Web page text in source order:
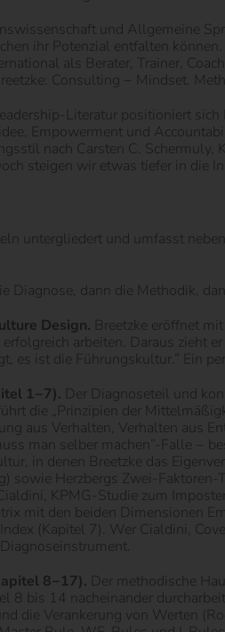
und Allgemeine
ihr Potenzial entfalten
als Berater, Trainer,
Consulting − Mindset.
Literatur positioniert
Empowerment und
nach Carsten C. Schermuly,
steigen wir etwas tiefer in die
untergliedert und umfasst
Diagnose, dann die Methodik,
Design. Breetzke eröffnet
arbeiten. Daraus zieht
es ist die Führungskultur.” Ein
1−7). Der Diagnoseteil und
die „Prinzipien der
aus Verhalten, Verhalten aus
man selber machen”-Falle −
in denen Breetzke das
Herzbergs Zwei-Faktoren-
KPMG-Studie zum
mit den beiden Dimensionen
(Kapitel 7). Wer Cialdini,
8−17). Der methodische
8 bis 14 nacheinander
die Verankerung von Werten